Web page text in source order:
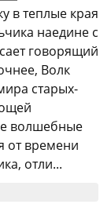
в теплые края
наедине с
говорящий
Волк
старых-
волшебные
от времени
отли...